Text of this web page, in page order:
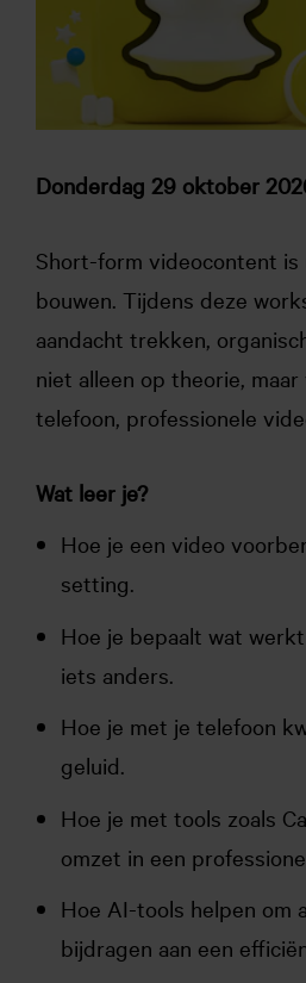
Donderdag 29 oktober
Short-form videocontent
bouwen. Tijdens deze
aandacht trekken,
niet alleen op theorie,
telefoon, professionele
Wat leer je?
Hoe je een video
setting.
Hoe je bepaalt wat
iets anders.
Hoe je met je telefoon
geluid.
Hoe je met tools zoals
omzet in een
Hoe AI-tools helpen om
bijdragen aan een